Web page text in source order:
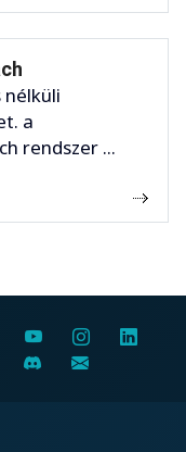
nélküli
a
rendszer ...